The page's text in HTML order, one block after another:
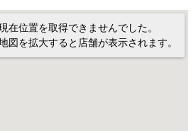
在位置を取得できませんでした。
図を拡大すると店舗が表示されます。